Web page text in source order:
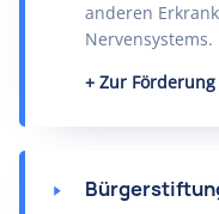
anderen
Nervensystems.
Zur Förderung